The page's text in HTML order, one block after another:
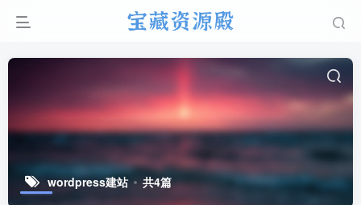
wordpress建站 共4篇